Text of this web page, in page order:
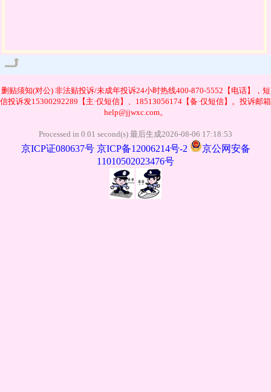
删贴须知(对公)非法贴投诉/未成年投诉24小时热线400-870-5552【电话】，短
信投诉发15300292289【主·仅短信】、18513056174【备·仅短信】。投诉邮箱
help@jjwxc.com。
Processed in 0.01 second(s) 最后生成2026-08-06 17:18:53
京ICP证080637号 京ICP备12006214号-2
京公网安备
11010502023476号